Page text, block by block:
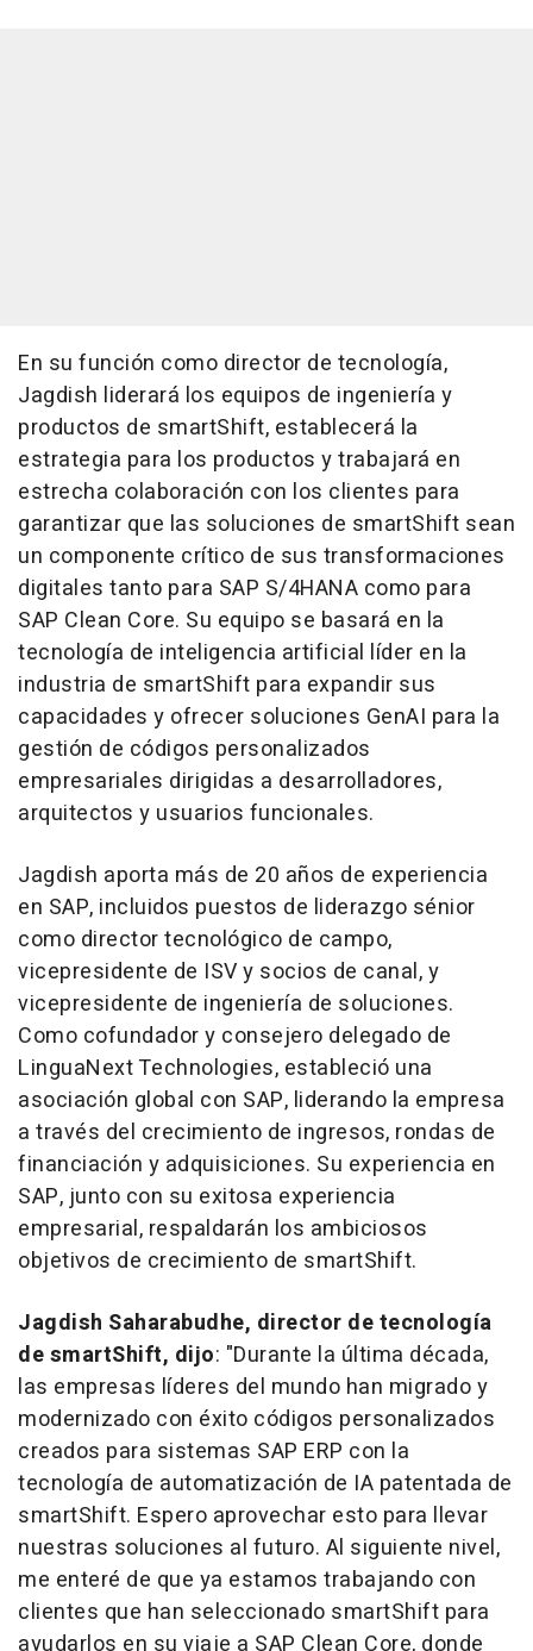
En su función como director de tecnología,
Jagdish liderará los equipos de ingeniería y
productos de smartShift, establecerá la
estrategia para los productos y trabajará en
estrecha colaboración con los clientes para
garantizar que las soluciones de smartShift sean
un componente crítico de sus transformaciones
digitales tanto para SAP S/4HANA como para
SAP Clean Core. Su equipo se basará en la
tecnología de inteligencia artificial líder en la
industria de smartShift para expandir sus
capacidades y ofrecer soluciones GenAI para la
gestión de códigos personalizados
empresariales dirigidas a desarrolladores,
arquitectos y usuarios funcionales.
Jagdish aporta más de 20 años de experiencia
en SAP, incluidos puestos de liderazgo sénior
como director tecnológico de campo,
vicepresidente de ISV y socios de canal, y
vicepresidente de ingeniería de soluciones.
Como cofundador y consejero delegado de
LinguaNext Technologies, estableció una
asociación global con SAP, liderando la empresa
a través del crecimiento de ingresos, rondas de
financiación y adquisiciones. Su experiencia en
SAP, junto con su exitosa experiencia
empresarial, respaldarán los ambiciosos
objetivos de crecimiento de smartShift.
Jagdish Saharabudhe, director de tecnología
de smartShift, dijo: "Durante la última década,
las empresas líderes del mundo han migrado y
modernizado con éxito códigos personalizados
creados para sistemas SAP ERP con la
tecnología de automatización de IA patentada de
smartShift. Espero aprovechar esto para llevar
nuestras soluciones al futuro. Al siguiente nivel,
me enteré de que ya estamos trabajando con
clientes que han seleccionado smartShift para
ayudarlos en su viaje a SAP Clean Core, donde